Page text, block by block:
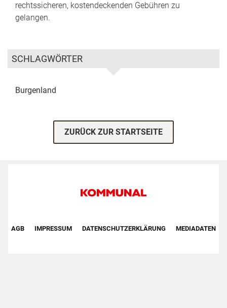
rechtssicheren, kostendeckenden Gebühren zu
gelangen.
SCHLAGWÖRTER
Burgenland
ZURÜCK ZUR STARTSEITE
Footer First Navigation
AGB IMPRESSUM DATENSCHUTZERKLÄRUNG MEDIADATEN